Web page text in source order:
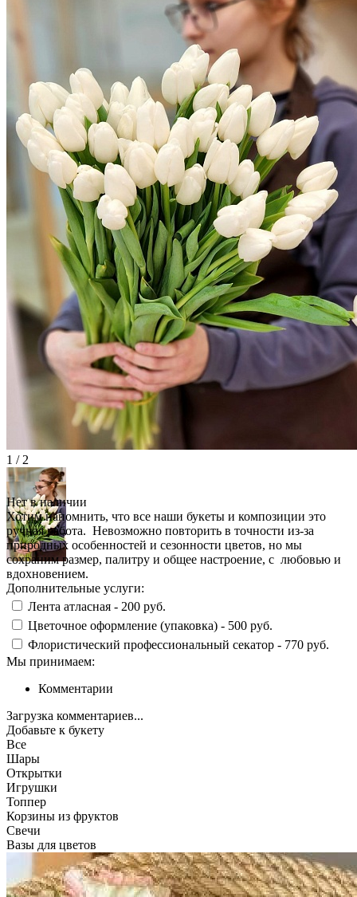
1 / 2
Нет в наличии
Хотим напомнить, что все наши букеты и композиции это
ручная работа. Невозможно повторить в точности из-за
природных особенностей и сезонности цветов, но мы
сохраним размер, палитру и общее настроение, с любовью и
вдохновением.
Дополнительные услуги:
Лента атласная - 200 руб.
Цветочное оформление (упаковка) - 500 руб.
Флористический профессиональный секатор - 770 руб.
Мы принимаем:
Комментарии
Загрузка комментариев...
Добавьте к букету
Все
Шары
Открытки
Игрушки
Топпер
Корзины из фруктов
Свечи
Вазы для цветов